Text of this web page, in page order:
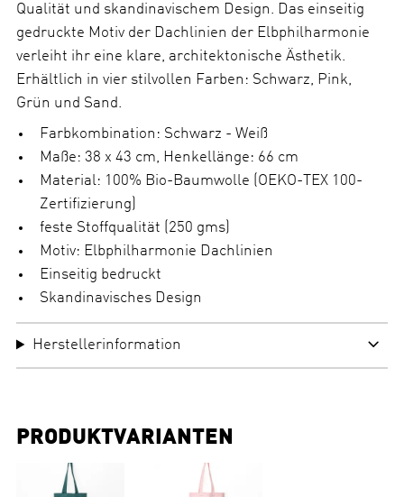
Qualität und skandinavischem Design. Das einseitig
gedruckte Motiv der Dachlinien der Elbphilharmonie
verleiht ihr eine klare, architektonische Ästhetik.
Erhältlich in vier stilvollen Farben: Schwarz, Pink,
Grün und Sand.
Farbkombination: Schwarz - Weiß
Maße: 38 x 43 cm, Henkellänge: 66 cm
Material: 100% Bio-Baumwolle (OEKO-TEX 100-
Zertifizierung)
feste Stoffqualität (250 gms)
Motiv: Elbphilharmonie Dachlinien
Einseitig bedruckt
Skandinavisches Design
Herstellerinformation
PRODUKTVARIANTEN